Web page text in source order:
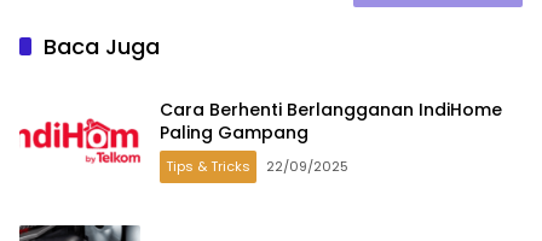
Baca Juga
Cara Berhenti Berlangganan IndiHome
Paling Gampang
Tips & Tricks 22/09/2025